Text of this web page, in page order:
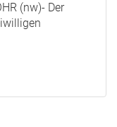
(nw)- Der